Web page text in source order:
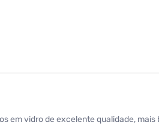
em vidro de excelente qualidade,